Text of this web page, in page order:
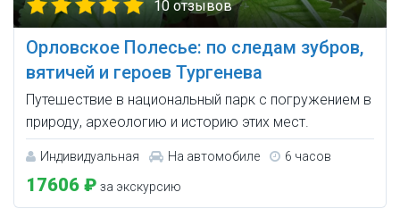
10 отзывов
Орловское Полесье: по следам зубров,
вятичей и героев Тургенева
Путешествие в национальный парк с погружением в
природу, археологию и историю этих мест.
Индивидуальная На автомобиле 6 часов
17606 ₽ за экскурсию